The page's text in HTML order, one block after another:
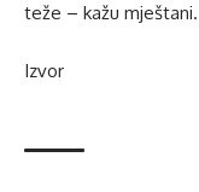
teže – kažu mještani.
Izvor